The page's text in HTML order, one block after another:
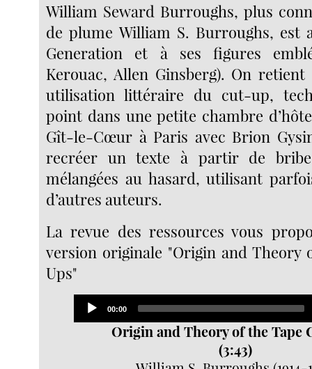
William Seward Burroughs, plus
de plume William S. Burroughs, est
Generation et à ses figures
Kerouac, Allen Ginsberg). On
utilisation littéraire du cut-up,
point dans une petite chambre
Gît-le-Cœur à Paris avec Brion
recréer un texte à partir de
mélangées au hasard, utilisant
d’autres auteurs.
La revue des ressources vous
version originale "Origin and Theory
Ups"
Player
Current
00:00
Origin and Theory of the Tape
(3:43)